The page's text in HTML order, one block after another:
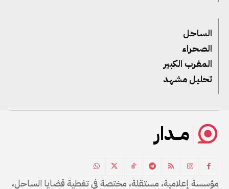
الساحل
الصحراء
المغرب الكبير
تحليل مشهد
مــدار
مؤسسة إعلامية، مستقلة، مختصة في تغطية قضايا الساحل،